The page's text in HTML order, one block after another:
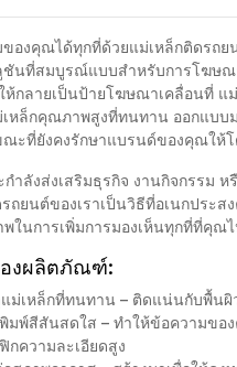
องคุณได้ทุกที่ด้วยแม่เหล็กติดรถย
ชันที่สมบูรณ์แบบสำหรับการโฆษณ
กลายเป็นป้ายโฆษณาเคลื่อนที่ แ
เหล็กคุณภาพสูงที่ทนทาน ออกแบบ
ะที่ยังคงรักษาแบรนด์ของคุณให้โ
ำลังส่งเสริมธุรกิจ งานกิจกรรม
ถยนต์ของเราเป็นวิธีที่อเนกประส
ในการเพิ่มการมองเห็นทุกที่ที่คุณ
งผลิตภัณฑ์:
ม่เหล็กที่ทนทาน – ติดแน่นกับพื้น
มพ์สีสันสดใส – ทำให้ข้อความขอ
กความละเอียดสูง